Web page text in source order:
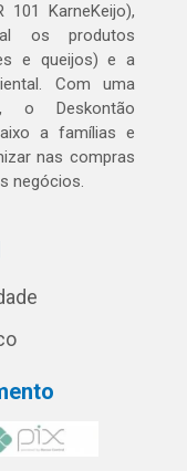
101 KarneKeijo),
os produtos
e queijos) e a
Com uma
o Deskontão
a famílias e
nas compras
negócios.